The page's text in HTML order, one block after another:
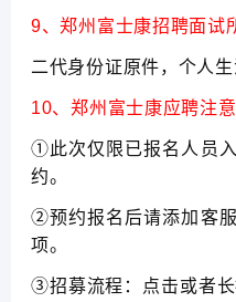
9、郑州富士康招聘面试
二代身份证原件，个人生
10、郑州富士康应聘注意
①此次仅限已报名人员
约。
②预约报名后请添加客
项。
③招募流程：点击或者